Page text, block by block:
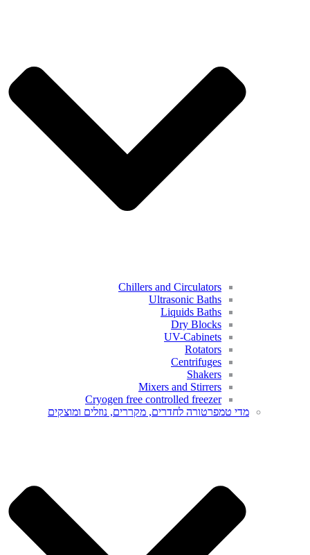
Chillers and Circulators
Ultrasonic Baths
Liquids Baths
Dry Blocks
UV-Cabinets
Rotators
Centrifuges
Shakers
Mixers and Stirrers
Cryogen free controlled freezer​
מדי טמפרטורה לחדרים, מקררים, נוזלים ומוצקים